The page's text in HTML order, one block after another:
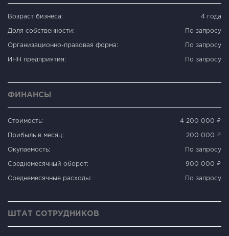
Возраст бизнеса: 4 года
Доля собственности: По запросу
Организационно-правовая форма: По запросу
ИНН предприятия: По запросу
ФИНАНСЫ
Стоимость: 4 200 000 ₽
Прибыль в месяц: 200 000 ₽
Окупаемость: По запросу
Среднемесячный оборот: 900 000 ₽
Среднемесячные расходы: По запросу
ШТАТ СОТРУДНИКОВ